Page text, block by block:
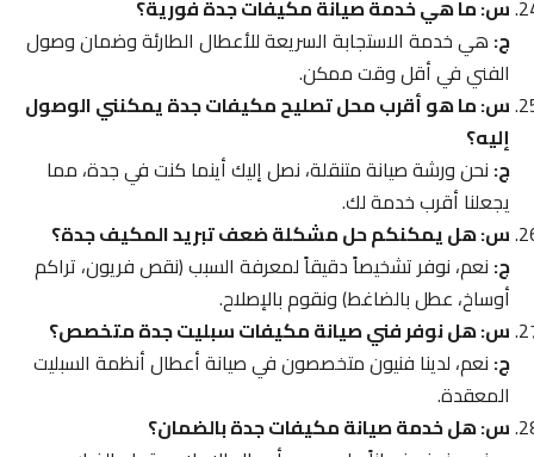
س: ما هي خدمة صيانة مكيفات جدة فورية؟
ج: هي خدمة الاستجابة السريعة للأعطال الطارئة وضمان وصول
الفني في أقل وقت ممكن.
س: ما هو أقرب محل تصليح مكيفات جدة يمكنني الوصول
إليه؟
ج: نحن ورشة صيانة متنقلة، نصل إليك أينما كنت في جدة، مما
يجعلنا أقرب خدمة لك.
س: هل يمكنكم حل مشكلة ضعف تبريد المكيف جدة؟
ج: نعم، نوفر تشخيصاً دقيقاً لمعرفة السبب (نقص فريون، تراكم
أوساخ، عطل بالضاغط) ونقوم بالإصلاح.
س: هل نوفر فني صيانة مكيفات سبليت جدة متخصص؟
ج: نعم، لدينا فنيون متخصصون في صيانة أعطال أنظمة السبليت
المعقدة.
س: هل خدمة صيانة مكيفات جدة بالضمان؟